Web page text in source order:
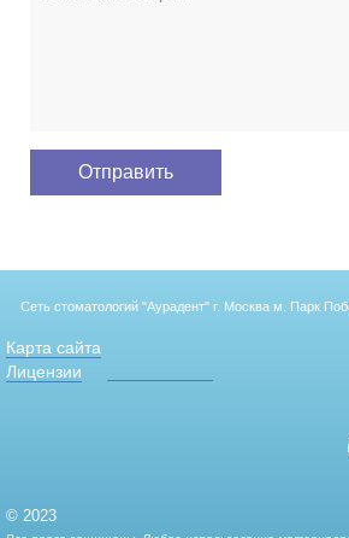
Сеть стоматологий "Аурадент" г. Москва м. Парк
© 2023
Карта сайта
Лицензии